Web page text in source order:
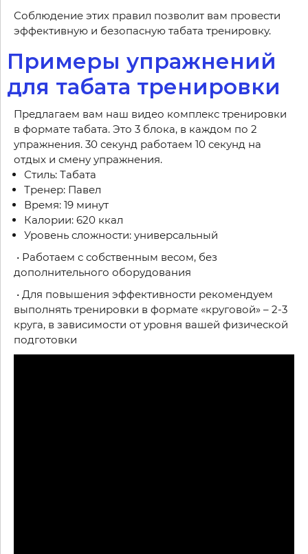
Соблюдение этих правил позволит вам провести
эффективную и безопасную табата тренировку.
Примеры упражнений
для табата тренировки
Предлагаем вам наш видео комплекс тренировки
в формате табата. Это 3 блока, в каждом по 2
упражнения. 30 секунд работаем 10 секунд на
отдых и смену упражнения.
Стиль: Табата
Тренер: Павел
Время: 19 минут
Калории: 620 ккал
Уровень сложности: универсальный
• Работаем с собственным весом, без
дополнительного оборудования
• Для повышения эффективности рекомендуем
выполнять тренировки в формате «круговой» – 2-3
круга, в зависимости от уровня вашей физической
подготовки